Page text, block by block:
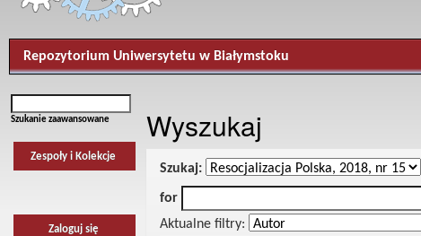
Repozytorium Uniwersytetu w Białymstoku
Szukanie zaawansowane
Zespoły i Kolekcje
Zaloguj się
Wyszukaj
Szukaj:
for
Aktualne filtry: